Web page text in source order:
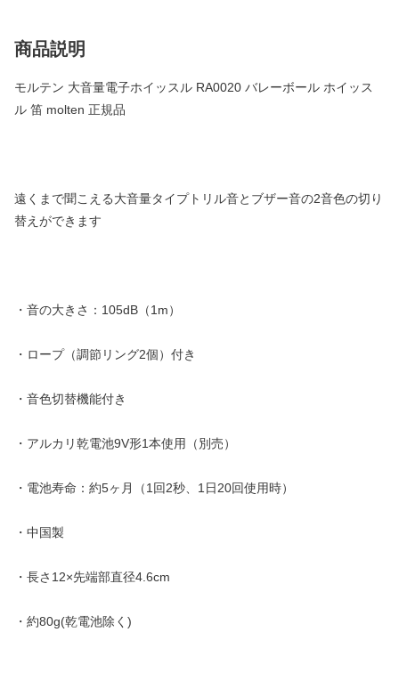
商品説明
モルテン 大音量電子ホイッスル RA0020 バレーボール ホイッス
ル 笛 molten 正規品
遠くまで聞こえる大音量タイプトリル音とブザー音の2音色の切り
替えができます
・音の大きさ：105dB（1m）
・ロープ（調節リング2個）付き
・音色切替機能付き
・アルカリ乾電池9V形1本使用（別売）
・電池寿命：約5ヶ月（1回2秒、1日20回使用時）
・中国製
・長さ12×先端部直径4.6cm
・約80g(乾電池除く)